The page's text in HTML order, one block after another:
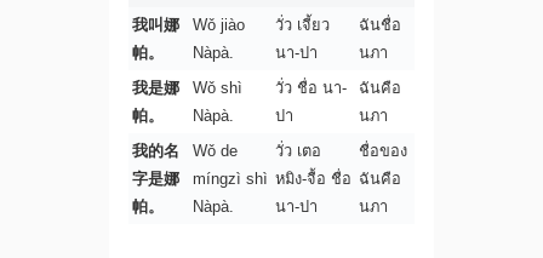
我叫娜
帕。
Wǒ jiào
Nàpà.
วั่ว เจี้ยว
นา-ปา
ฉันชื่อ
นภา
我是娜
帕。
Wǒ shì
Nàpà.
วั่ว ชื่อ นา-
ปา
ฉันคือ
นภา
我的名
字是娜
帕。
Wǒ de
míngzì shì
Nàpà.
วั่ว เตอ
หมิง-จื้อ ชื่อ
นา-ปา
ชื่อของ
ฉันคือ
นภา